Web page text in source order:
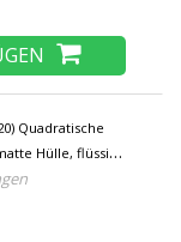
Quadratische
Hülle, flüssige